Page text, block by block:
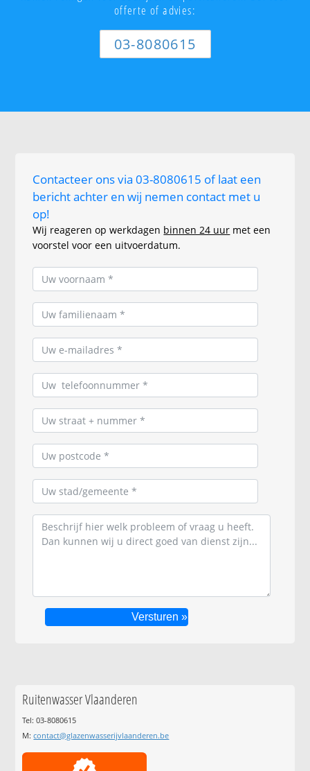
offerte of advies:
03-8080615
Contacteer ons via 03-8080615 of laat een
bericht achter en wij nemen contact met u
op!
Wij reageren op werkdagen binnen 24 uur met een
voorstel voor een uitvoerdatum.
Ruitenwasser Vlaanderen
Tel: 03-8080615
M:contact@glazenwasserijvlaanderen.be